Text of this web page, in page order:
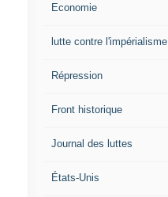
Economie
lutte contre l'impérialisme
Répression
Front historique
Journal des luttes
États-Unis